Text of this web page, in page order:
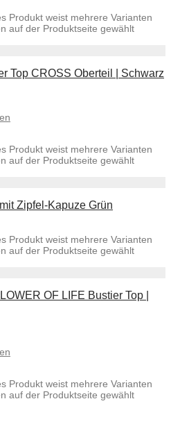
Produkt weist mehrere Varianten
auf der Produktseite gewählt
Top CROSS Oberteil | Schwarz
Produkt weist mehrere Varianten
auf der Produktseite gewählt
Zipfel-Kapuze Grün
Produkt weist mehrere Varianten
auf der Produktseite gewählt
OF LIFE Bustier Top |
Produkt weist mehrere Varianten
auf der Produktseite gewählt